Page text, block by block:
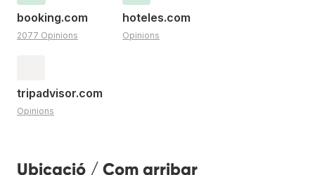
booking.com
2077 Opinions
hoteles.com
Opinions
tripadvisor.com
Opinions
Ubicació / Com arribar